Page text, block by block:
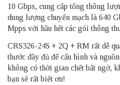
10 Gbps, cung cấp tổng thông
dung lượng chuyển mạch là 640
Mpps với hầu hết các gói thông
CRS326-24S + 2Q + RM rất dễ
thước đầy đủ để cấu hình và
không có thời gian chết bất ngờ,
bạn sẽ rất biết ơn!